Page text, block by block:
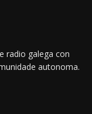
radio galega con
autonoma.